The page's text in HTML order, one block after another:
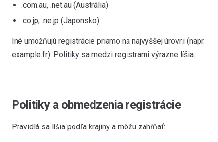
.com.au, .net.au (Austrália)
.co.jp, .ne.jp (Japonsko)
Iné umožňujú registrácie priamo na najvyššej úrovni (napr.
example.fr). Politiky sa medzi registrami výrazne líšia.
Politiky a obmedzenia registrácie
Pravidlá sa líšia podľa krajiny a môžu zahŕňať: